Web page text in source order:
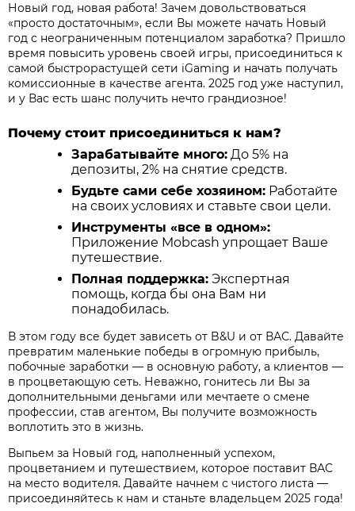
Новый год, новая работа! Зачем довольствоваться
«просто достаточным», если Вы можете начать Новый
год с неограниченным потенциалом заработка? Пришло
время повысить уровень своей игры, присоединиться к
самой быстрорастущей сети iGaming и начать получать
комиссионные в качестве агента. 2025 год уже наступил,
и у Вас есть шанс получить нечто грандиозное!
Почему стоит присоединиться к нам?
Зарабатывайте много: До 5% на
депозиты, 2% на снятие средств.
Будьте сами себе хозяином: Работайте
на своих условиях и ставьте свои цели.
Инструменты «все в одном»:
Приложение Mobcash упрощает Ваше
путешествие.
Полная поддержка: Экспертная
помощь, когда бы она Вам ни
понадобилась.
В этом году все будет зависеть от B&U и от ВАС. Давайте
превратим маленькие победы в огромную прибыль,
побочные заработки — в основную работу, а клиентов —
в процветающую сеть. Неважно, гонитесь ли Вы за
дополнительными деньгами или мечтаете о смене
профессии, став агентом, Вы получите возможность
воплотить это в жизнь.
Выпьем за Новый год, наполненный успехом,
процветанием и путешествием, которое поставит ВАС
на место водителя. Давайте начнем с чистого листа —
присоединяйтесь к нам и станьте владельцем 2025 года!